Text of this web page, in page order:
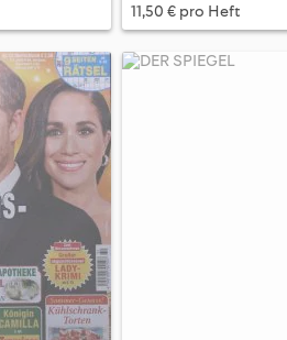
11,50 € pro Heft